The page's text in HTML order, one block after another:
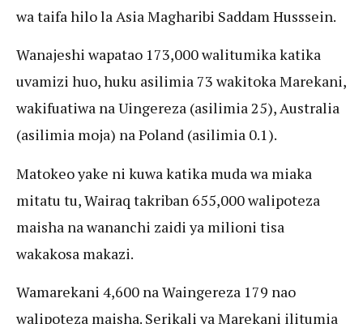
wa taifa hilo la Asia Magharibi Saddam Husssein.
Wanajeshi wapatao 173,000 walitumika katika
uvamizi huo, huku asilimia 73 wakitoka Marekani,
wakifuatiwa na Uingereza (asilimia 25), Australia
(asilimia moja) na Poland (asilimia 0.1).
Matokeo yake ni kuwa katika muda wa miaka
mitatu tu, Wairaq takriban 655,000 walipoteza
maisha na wananchi zaidi ya milioni tisa
wakakosa makazi.
Wamarekani 4,600 na Waingereza 179 nao
walipoteza maisha. Serikali ya Marekani ilitumia